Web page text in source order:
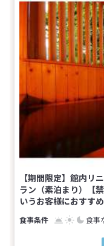
【期間限定】館内リ
ラン（素泊まり）【
いうお客様におすす
食事